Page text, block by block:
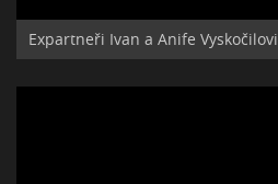
Expartneři Ivan a Anife Vyskočilovi